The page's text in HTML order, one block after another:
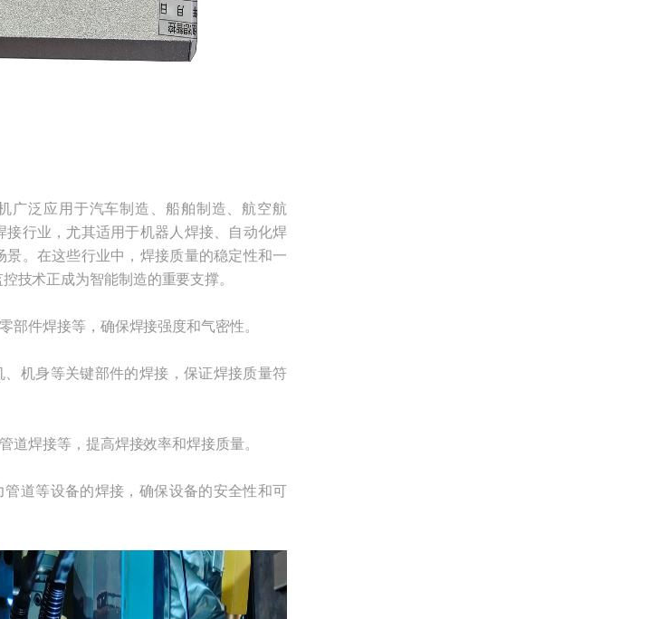
广泛应用于汽车制造、船舶制造、航空航
接行业，尤其适用于机器人焊接、自动化焊
景。在这些行业中，焊接质量的稳定性和一
技术正成为智能制造的重要支撑。
部件焊接等，确保焊接强度和气密性。
机身等关键部件的焊接，保证焊接质量符
道焊接等，提高焊接效率和焊接质量。
道等设备的焊接，确保设备的安全性和可